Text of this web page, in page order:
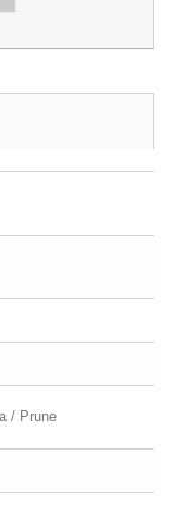
/ Prune